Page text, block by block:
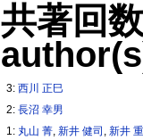
共著回
3:西川 正巳
2:長沼 幸男
1: 丸山 菁,新井 健司 ,新井